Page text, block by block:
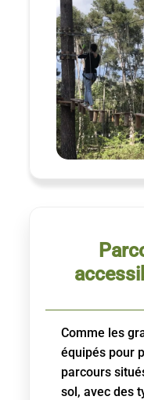
Comme les
équipés pour
parcours
sol, avec des